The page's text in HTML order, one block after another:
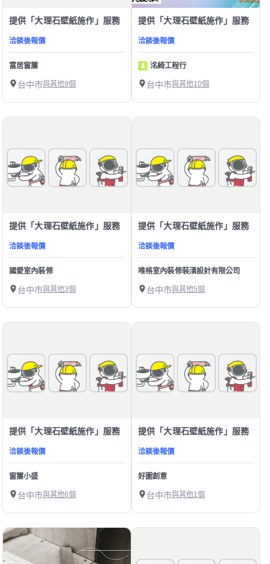
提供「大理石壁紙施作」服務
洽談後報價
富居窗簾
台中市與其他9個
提供「大理石壁紙施作」服務
洽談後報價
洺綺工程行
台中市與其他10個
提供「大理石壁紙施作」服務
洽談後報價
國愛室內裝修
台中市與其他3個
提供「大理石壁紙施作」服務
洽談後報價
唯格室內裝修裝潢設計有限公司
台中市與其他5個
提供「大理石壁紙施作」服務
洽談後報價
窗簾小盛
台中市與其他6個
提供「大理石壁紙施作」服務
洽談後報價
好圖創意
台中市與其他1個